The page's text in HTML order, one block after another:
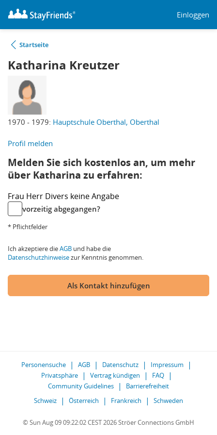
Einloggen
Startseite
Katharina Kreutzer
1970 - 1979: Hauptschule Oberthal, Oberthal
Profil melden
Melden Sie sich kostenlos an, um mehr
über Katharina zu erfahren:
Frau Herr Divers keine Angabe
vorzeitig abgegangen?
* Pflichtfelder
Ich akzeptiere dieAGB und habe die
Datenschutzhinweisezur Kenntnis genommen.
Als Kontakt hinzufügen
Personensuche AGB Datenschutz
Impressum
Privatsphäre
Vertrag kündigen
FAQ
Community Guidelines
Barrierefreiheit
Schweiz
Österreich Frankreich Schweden
© Sun Aug 09 09:22:02 CEST 2026 Ströer Connections GmbH